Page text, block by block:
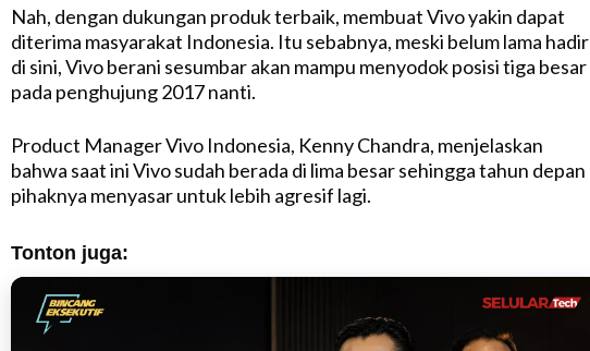
Nah, dengan dukungan produk terbaik, membuat Vivo yakin dapat
diterima masyarakat Indonesia. Itu sebabnya, meski belum lama hadir
di sini, Vivo berani sesumbar akan mampu menyodok posisi tiga besar
pada penghujung 2017 nanti.
Product Manager Vivo Indonesia, Kenny Chandra, menjelaskan
bahwa saat ini Vivo sudah berada di lima besar sehingga tahun depan
pihaknya menyasar untuk lebih agresif lagi.
Tonton juga: